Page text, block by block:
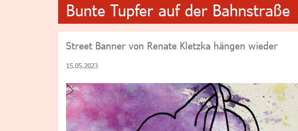
Bunte Tupfer auf der Bahnstraße
Street Banner von Renate Kletzka hängen wieder
15.05.2023